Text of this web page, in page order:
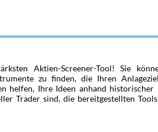
Aktien-Screener-Tool! Sie
zu finden, die Ihren
helfen, Ihre Ideen anhand historischer
Trader sind, die bereitgestellten